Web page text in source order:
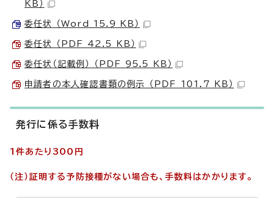
KB）
委任状 （Word 15.9 KB）
委任状 （PDF 42.5 KB）
委任状（記載例） （PDF 95.5 KB）
申請者の本人確認書類の例示 （PDF 101.7 KB）
発行に係る手数料
1件あたり300円
（注）証明する予防接種がない場合も、手数料はかかります。